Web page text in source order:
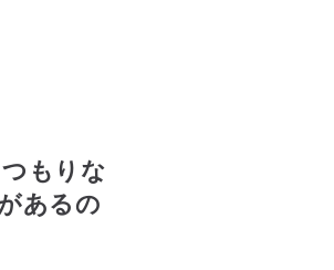
もりな
あるの